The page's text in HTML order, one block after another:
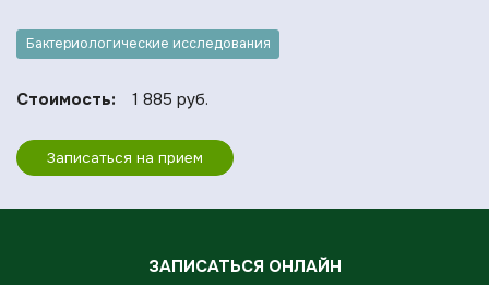
Бактериологические исследования
Стоимость: 1 885 руб.
Записаться на прием
ЗАПИСАТЬСЯ ОНЛАЙН